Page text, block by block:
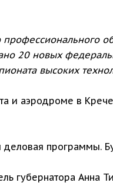
20 новых
высоких
и аэродроме в
программы.
губернатора Анна